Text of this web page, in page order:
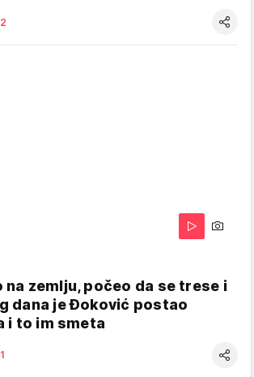
2
na zemlju, počeo da se trese i
dana je Đoković postao
i to im smeta
1